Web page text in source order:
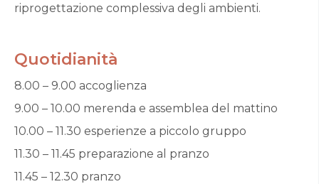
riprogettazione complessiva degli ambienti.
Quotidianità
8.00 – 9.00 accoglienza
9.00 – 10.00 merenda e assemblea del mattino
10.00 – 11.30 esperienze a piccolo gruppo
11.30 – 11.45 preparazione al pranzo
11.45 – 12.30 pranzo